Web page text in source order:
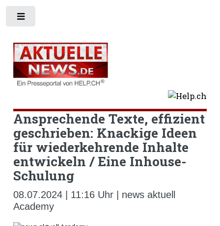
Ansprechende Texte, effizient
geschrieben: Knackige Ideen
für wiederkehrende Inhalte
entwickeln / Eine Inhouse-
Schulung
08.07.2024 | 11:16 Uhr | news aktuell
Academy